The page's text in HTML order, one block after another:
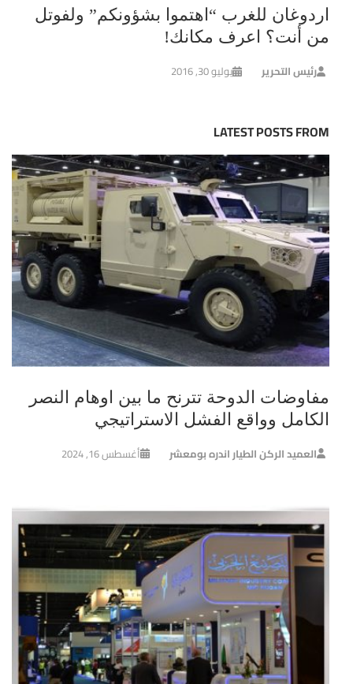
اردوغان للغرب “اهتموا بشؤونكم” ولفوتل
من أنت؟ اعرف مكانك!
رئيس التحرير يوليو 30, 2016
LATEST POSTS FROM
مفاوضات الدوحة تترنح ما بين اوهام النصر
الكامل وواقع الفشل الاستراتيجي
العميد الركن الطيار اندره بومعشر أغسطس 16, 2024